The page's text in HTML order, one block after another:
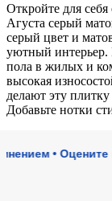
Откройте для
Агуста серый
серый цвет и
уютный интерьер.
пола в жилых и
высокая
делают эту
Добавьте нотки
• Оцените наш